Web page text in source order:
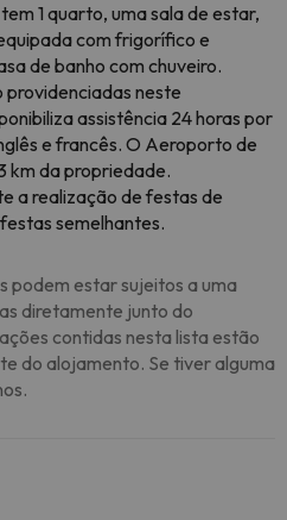
1 quarto, uma sala de estar,
com frigorífico e
de banho com chuveiro.
providenciadas neste
assistência 24 horas por
e francês. O Aeroporto de
km da propriedade.
a realização de festas de
semelhantes.
podem estar sujeitos a uma
diretamente junto do
contidas nesta lista estão
do alojamento. Se tiver alguma